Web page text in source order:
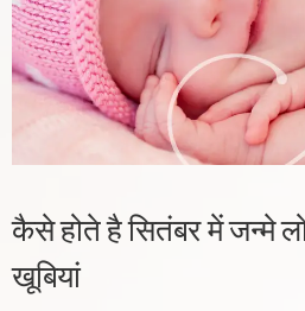
कैसे होते है सितंबर में जन्मे
खूबियां